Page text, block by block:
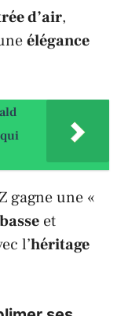
d’air,
élégance
gagne une «
basse et
l’héritage